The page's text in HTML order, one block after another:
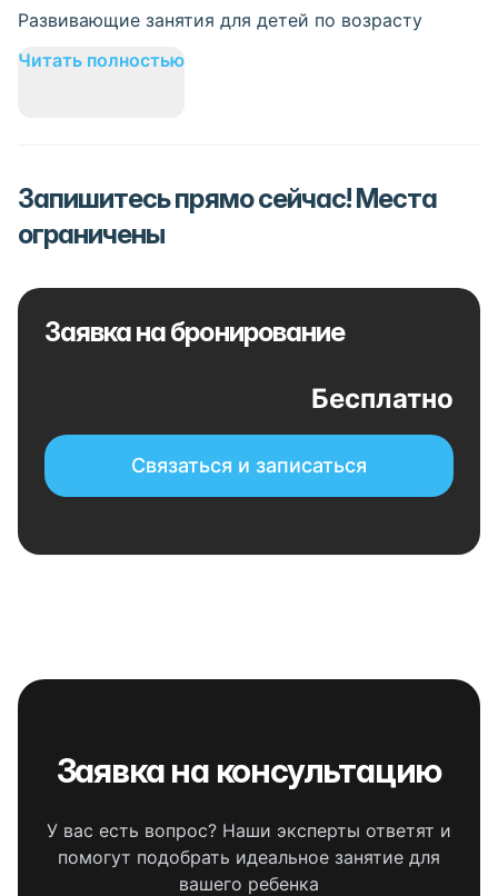
Развивающие занятия для детей по возрасту
Читать полностью
Запишитесь прямо сейчас! Места
ограничены
Заявка на бронирование
Бесплатно
Связаться и записаться
Заявка на консультацию
У вас есть вопрос? Наши эксперты ответят и
помогут подобрать идеальное занятие для
вашего ребенка